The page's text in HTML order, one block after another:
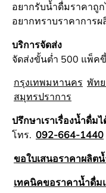
อยากรับน้ำดื่มราคาถู
อยากทราบราคาการ
บริการจัดส่ง
จัดส่งขั้นต่ำ 500 แพ็ค
กรุงเทพมหานคร พัท
สมุทรปราการ
ปรึกษาเราเรื่องน้ำดื่มไ
โทร. 092-664-1440
ขอใบเสนอราคาผลิต
เทคนิคขอราคาน้ำดื่